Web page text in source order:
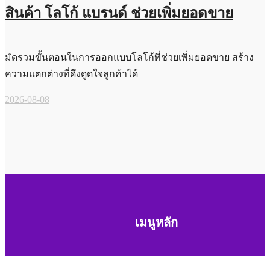
สินค้า โลโก้ แบรนด์ ช่วยเพิ่มยอดขาย
มัดรวมขั้นตอนในการออกแบบโลโก้ที่ช่วยเพิ่มยอดขาย สร้าง
ความแตกต่างที่ดึงดูดใจลูกค้าได้
2026-08-08
เมนูหลัก